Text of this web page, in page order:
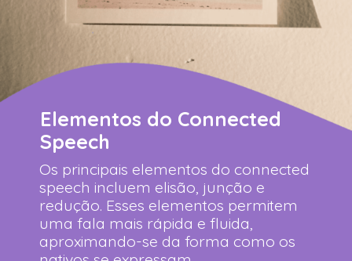
Elementos do Connected
Speech
Os principais elementos do connected
speech incluem elisão, junção e
redução. Esses elementos permitem
uma fala mais rápida e fluida,
aproximando-se da forma como os